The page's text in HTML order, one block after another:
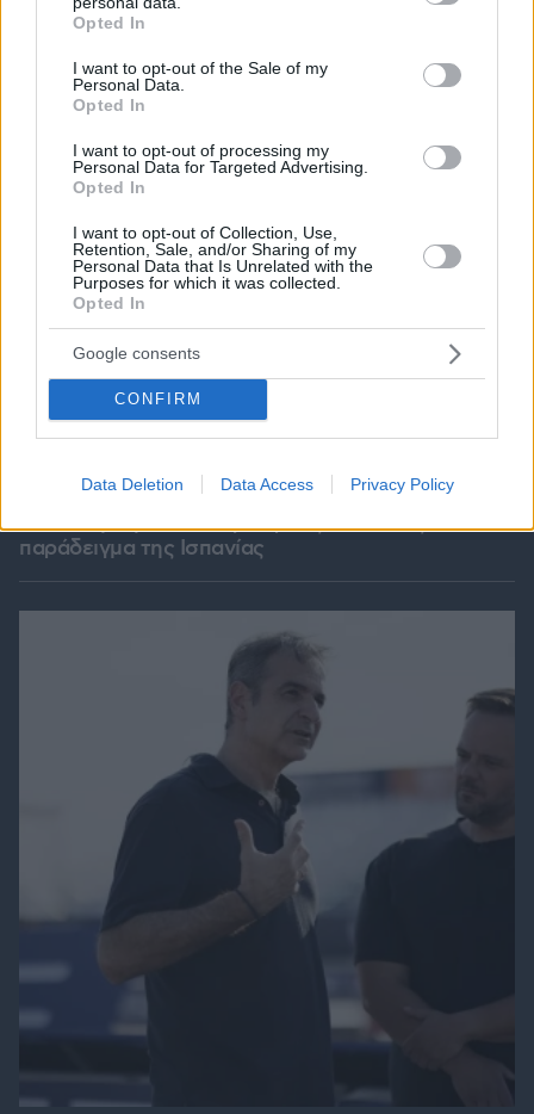
grant or deny consent to Google and its third-party tags to
use your data for below specified purposes in below Google
consent section.
Opted In
I want to opt-out of the Sale of my
Personal Data.
Opted In
I want to opt-out of processing my
Personal Data for Targeted Advertising.
Opted In
I want to opt-out of Collection, Use,
Retention, Sale, and/or Sharing of my
Personal Data that Is Unrelated with the
Purposes for which it was collected.
Opted In
Google consents
CONFIRM
Data Deletion Data Access Privacy Policy
Καρκίνος παχέος εντέρου: Το απλό τεστ που
συνδέθηκε με 50% λιγότερους θανάτους – Το
παράδειγμα της Ισπανίας